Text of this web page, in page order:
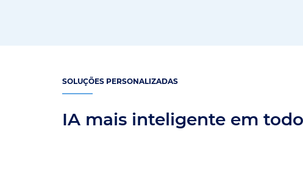
SOLUÇÕES PERSONALIZADAS
IA mais inteligente em